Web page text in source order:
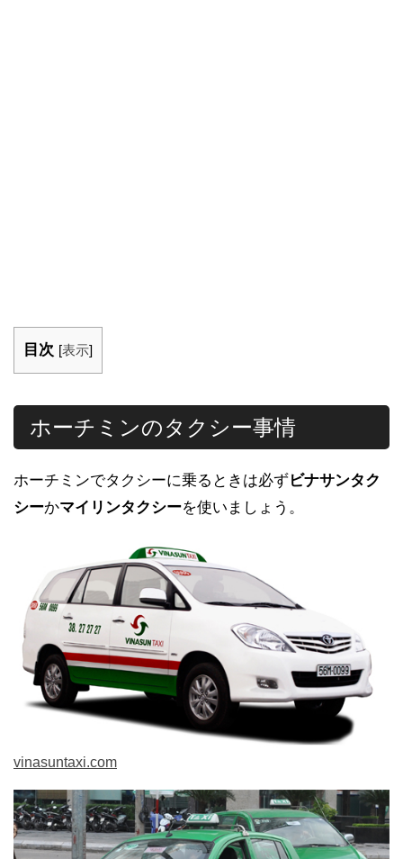
目次 [表示]
ホーチミンのタクシー事情
ホーチミンでタクシーに乗るときは必ずビナサンタク
シーかマイリンタクシーを使いましょう。
vinasuntaxi.com